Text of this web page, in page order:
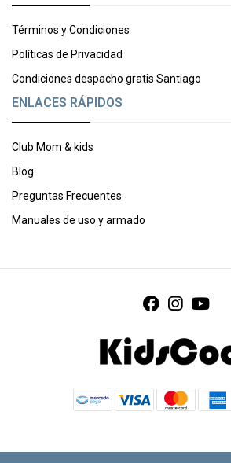
Términos y Condiciones
Políticas de Privacidad
Condiciones despacho gratis Santiago
ENLACES RÁPIDOS
Club Mom & kids
Blog
Preguntas Frecuentes
Manuales de uso y armado